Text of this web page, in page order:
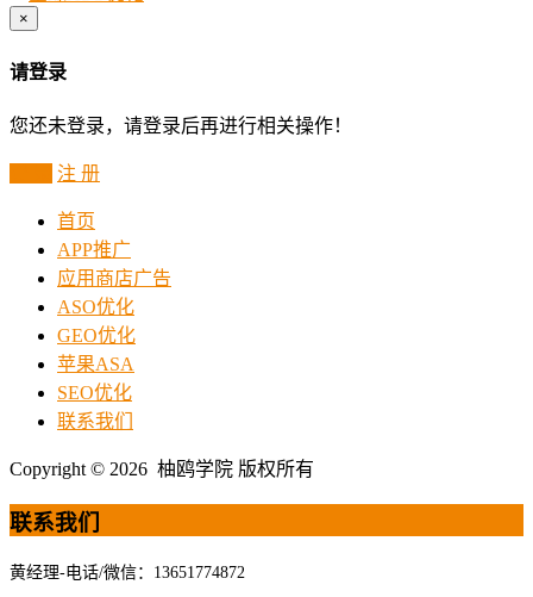
×
请登录
您还未登录，请登录后再进行相关操作！
注 册
首页
APP推广
应用商店广告
ASO优化
GEO优化
苹果ASA
SEO优化
联系我们
Copyright © 2026 柚鸥学院 版权所有
联系我们
黄经理-电话/微信：13651774872